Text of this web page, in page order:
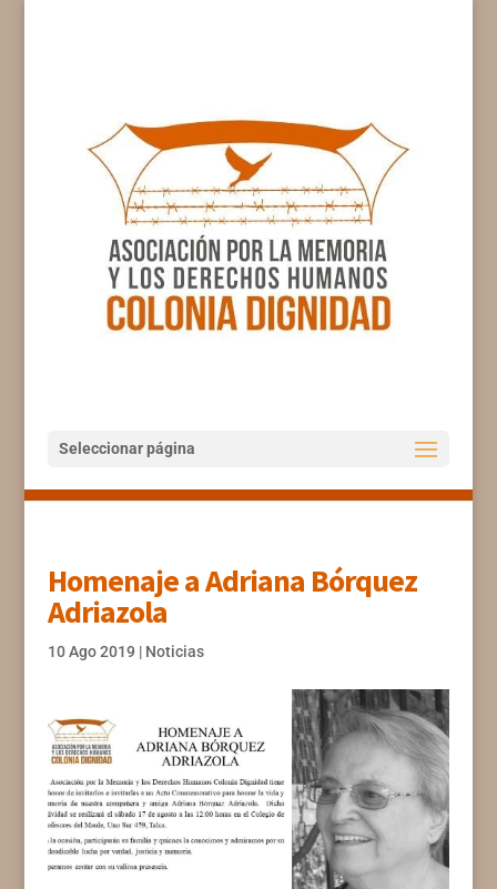
Seleccionar página
Homenaje a Adriana Bórquez
Adriazola
10 Ago 2019 | Noticias